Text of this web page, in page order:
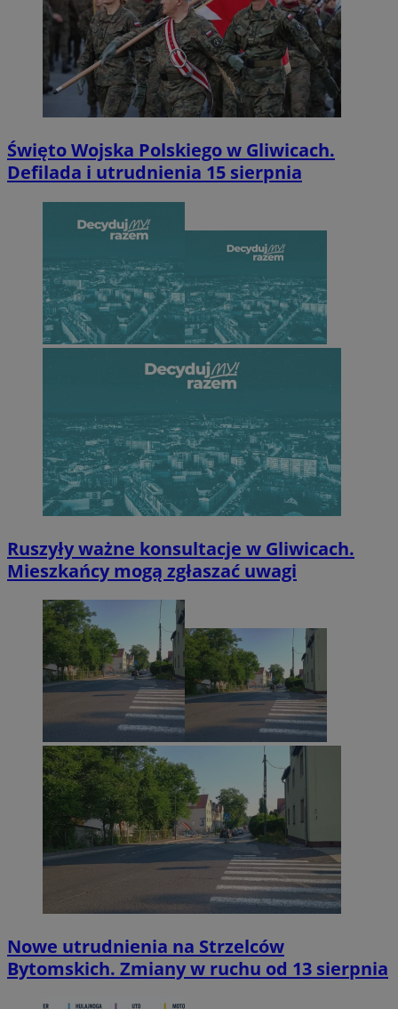
Święto Wojska Polskiego w Gliwicach.
Defilada i utrudnienia 15 sierpnia
Ruszyły ważne konsultacje w Gliwicach.
Mieszkańcy mogą zgłaszać uwagi
Nowe utrudnienia na Strzelców
Bytomskich. Zmiany w ruchu od 13 sierpnia